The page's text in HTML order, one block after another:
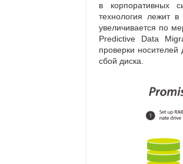
в корпоративных
технология лежит
увеличивается по
Predictive Data
проверки
сбой диска.